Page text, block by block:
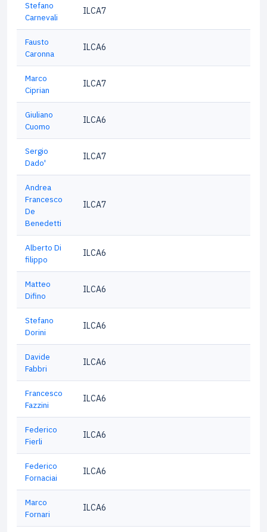
Stefano
Carnevali
ILCA7
Fausto
Caronna
ILCA6
Marco
Ciprian
ILCA7
Giuliano
Cuomo
ILCA6
Sergio
Dado'
ILCA7
Andrea
Francesco
De
Benedetti
ILCA7
Alberto Di
filippo
ILCA6
Matteo
Difino
ILCA6
Stefano
Dorini
ILCA6
Davide
Fabbri
ILCA6
Francesco
Fazzini
ILCA6
Federico
Fierli
ILCA6
Federico
Fornaciai
ILCA6
Marco
Fornari
ILCA6